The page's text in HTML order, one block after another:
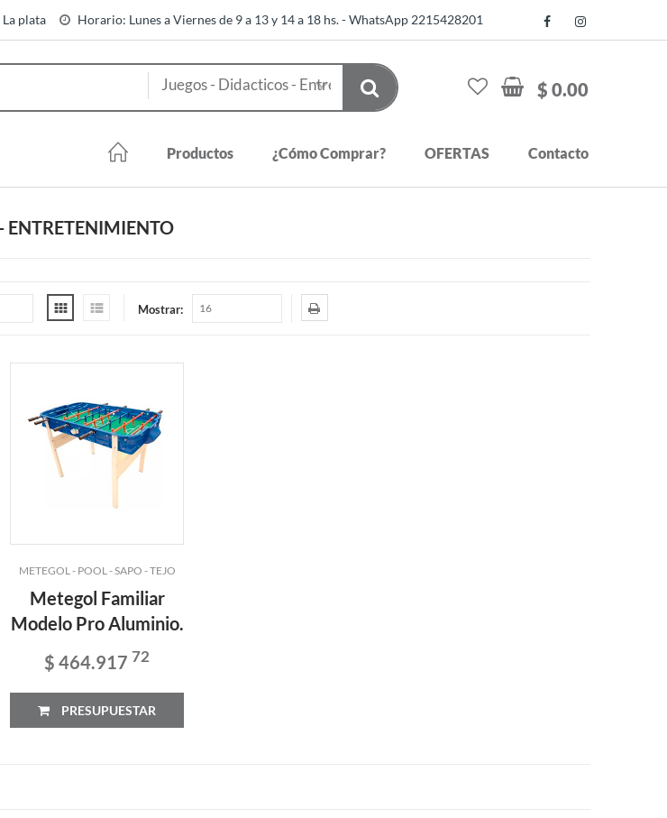
plata Horario: Lunes a Viernes de 9 a 13 y 14 a 18 hs. - WhatsApp 2215428201
$ 0.00
Productos ¿Cómo Comprar? OFERTAS Contacto
ENTRETENIMIENTO
Mostrar:
METEGOL - POOL - SAPO - TEJO
Metegol Familiar
Modelo Pro Aluminio.
$ 464.917 72
PRESUPUESTAR